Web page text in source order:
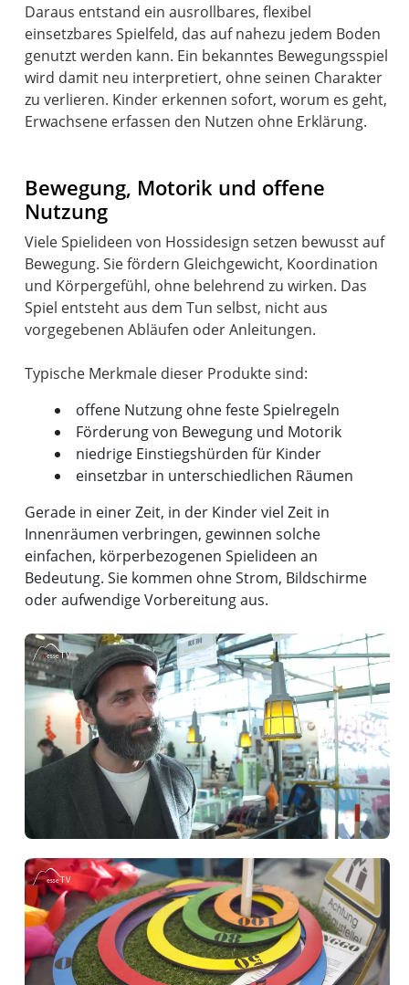
Daraus entstand ein ausrollbares, flexibel
einsetzbares Spielfeld, das auf nahezu jedem Boden
genutzt werden kann. Ein bekanntes Bewegungsspiel
wird damit neu interpretiert, ohne seinen Charakter
zu verlieren. Kinder erkennen sofort, worum es geht,
Erwachsene erfassen den Nutzen ohne Erklärung.
Bewegung, Motorik und offene
Nutzung
Viele Spielideen von Hossidesign setzen bewusst auf
Bewegung. Sie fördern Gleichgewicht, Koordination
und Körpergefühl, ohne belehrend zu wirken. Das
Spiel entsteht aus dem Tun selbst, nicht aus
vorgegebenen Abläufen oder Anleitungen.
offene Nutzung ohne feste Spielregeln
Förderung von Bewegung und Motorik
niedrige Einstiegshürden für Kinder
einsetzbar in unterschiedlichen Räumen
Gerade in einer Zeit, in der Kinder viel Zeit in
Innenräumen verbringen, gewinnen solche
einfachen, körperbezogenen Spielideen an
Bedeutung. Sie kommen ohne Strom, Bildschirme
oder aufwendige Vorbereitung aus.